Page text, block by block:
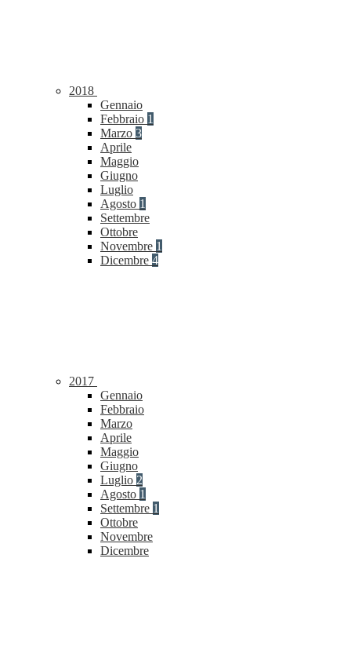
2018
Gennaio
Febbraio 1
Marzo 3
Aprile
Maggio
Giugno
Luglio
Agosto 1
Settembre
Ottobre
Novembre 1
Dicembre 4
2017
Gennaio
Febbraio
Marzo
Aprile
Maggio
Giugno
Luglio 2
Agosto 1
Settembre 1
Ottobre
Novembre
Dicembre